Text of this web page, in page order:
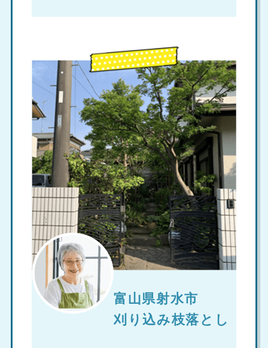
富山県射水市
刈り込み枝落とし